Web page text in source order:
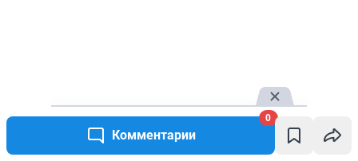
Комментарии
0